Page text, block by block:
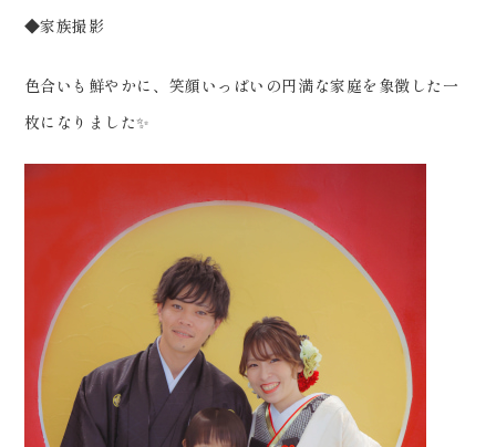
◆家族撮影
色合いも鮮やかに、笑顔いっぱいの円満な家庭を象徴した一
枚になりました✨